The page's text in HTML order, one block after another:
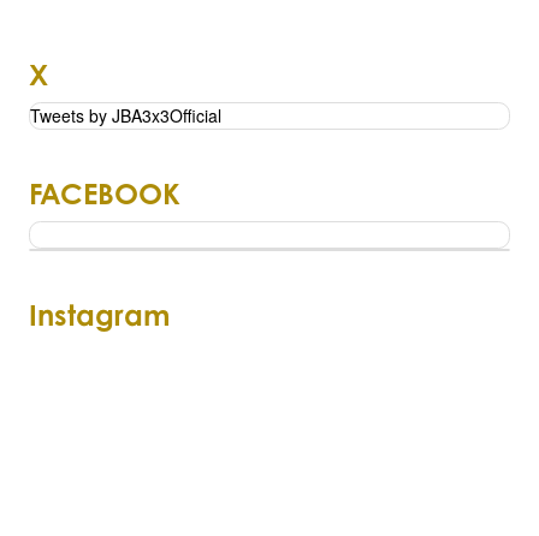
X
Tweets by JBA3x3Official
FACEBOOK
Instagram